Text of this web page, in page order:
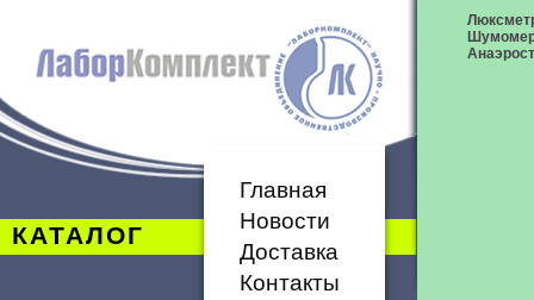
КАТАЛОГ
Главная
Новости
Доставка
Контакты